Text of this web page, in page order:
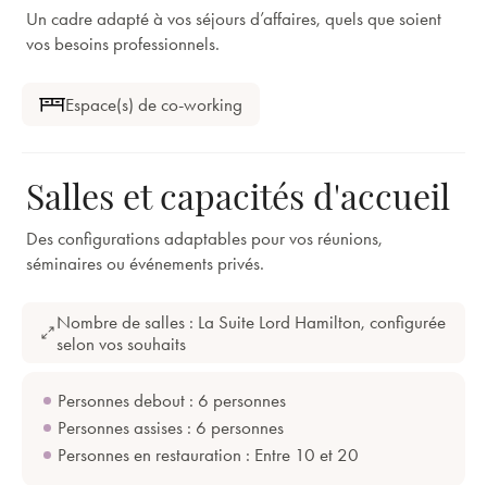
Un cadre adapté à vos séjours d’affaires, quels que soient
vos besoins professionnels.
Espace(s) de co-working
Salles et capacités d'accueil
Des configurations adaptables pour vos réunions,
séminaires ou événements privés.
Nombre de salles : La Suite Lord Hamilton, configurée
selon vos souhaits
Personnes debout : 6 personnes
Personnes assises : 6 personnes
Personnes en restauration : Entre 10 et 20